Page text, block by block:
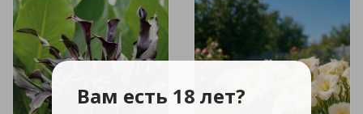
Вам есть 18 лет?